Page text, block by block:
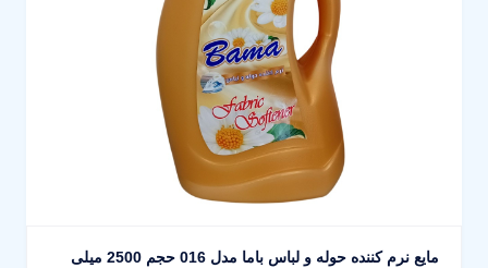
مایع نرم کننده حوله و لباس باما مدل 016 حجم 2500 میلی